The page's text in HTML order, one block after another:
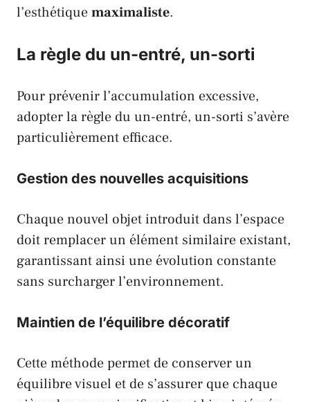
l’esthétiquemaximaliste.
La règle du un-entré, un-sorti
Pour prévenir l’accumulation excessive,
adopter la règle du un-entré, un-sorti s’avère
particulièrement efficace.
Gestion des nouvelles acquisitions
Chaque nouvel objet introduit dans l’espace
doit remplacer un élément similaire existant,
garantissant ainsi une évolution constante
sans surcharger l’environnement.
Maintien de l’équilibre décoratif
Cette méthode permet de conserver un
équilibre visuel et de s’assurer que chaque